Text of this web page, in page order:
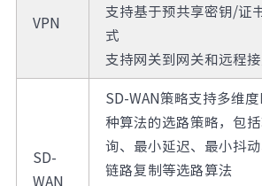
VPN
支持基于预共享密钥/证
式
支持网关到网关和远程
SD-
WAN
SD-WAN策略支持多维
种算法的选路策略，包
询、最小延迟、最小抖动
链路复制等选路算法